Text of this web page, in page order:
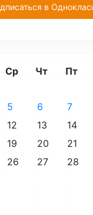
в
Ср Чт Пт
5 6 7
12 13 14
19 20 21
26 27 28